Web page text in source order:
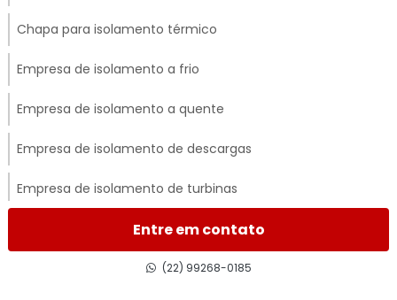
Chapa para isolamento térmico
Empresa de isolamento a frio
Empresa de isolamento a quente
Empresa de isolamento de descargas
Empresa de isolamento de turbinas
Empresa de isolamento térmico
Empresa de isolamento térmico de dutos
Entre em contato
(22) 99268-0185